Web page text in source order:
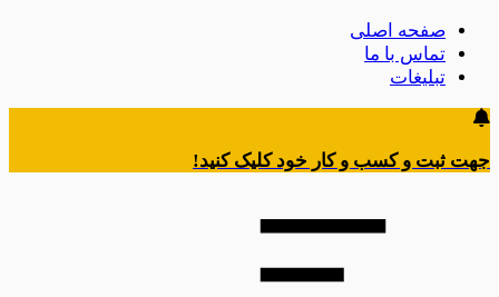
صفحه اصلی
تماس با ما
تبلیغات
جهت ثبت و کسب و کار خود کلیک کنید!